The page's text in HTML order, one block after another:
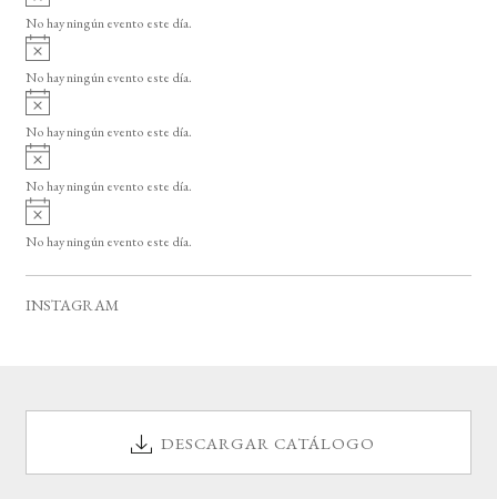
o
v
i
o
No hay ningún evento este día.
A
v
i
o
No hay ningún evento este día.
A
v
i
o
No hay ningún evento este día.
A
v
i
o
No hay ningún evento este día.
A
v
i
No hay ningún evento este día.
INSTAGRAM
DESCARGAR CATÁLOGO